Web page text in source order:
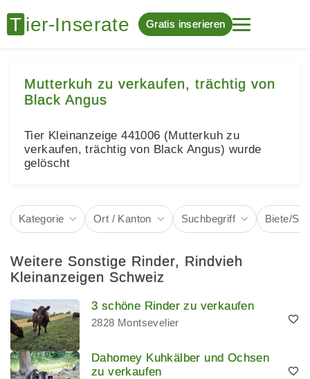
Gratis inserieren
Mutterkuh zu verkaufen, trächtig von
Black Angus
Tier Kleinanzeige 441006 (Mutterkuh zu
verkaufen, trächtig von Black Angus) wurde
gelöscht
Kategorie Ort / Kanton Suchbegriff Biete/
Weitere Sonstige Rinder, Rindvieh
Kleinanzeigen Schweiz
3 schöne Rinder zu verkaufen
2828 Montsevelier
Dahomey Kuhkälber und Ochsen
zu verkaufen